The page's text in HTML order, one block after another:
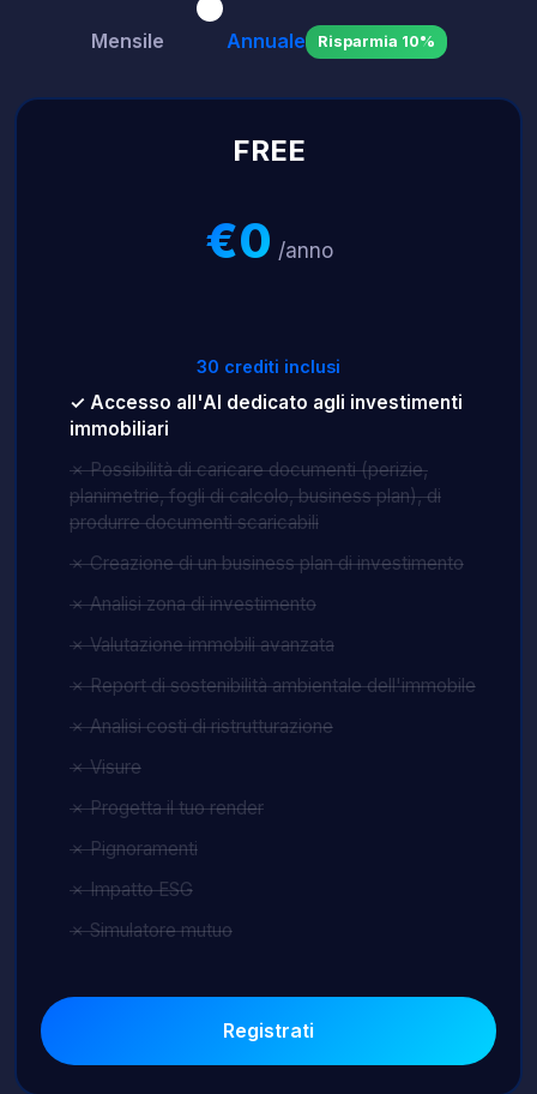
Mensile Annuale Risparmia 10%
FREE
€0 /anno
30 crediti inclusi
✓ Accesso all'AI dedicato agli investimenti
immobiliari
✗ Possibilità di caricare documenti (perizie,
planimetrie, fogli di calcolo, business plan), di
produrre documenti scaricabili
✗ Creazione di un business plan di investimento
✗ Analisi zona di investimento
✗ Valutazione immobili avanzata
✗ Report di sostenibilità ambientale dell'immobile
✗ Analisi costi di ristrutturazione
✗ Visure
✗ Progetta il tuo render
✗ Pignoramenti
✗ Impatto ESG
✗ Simulatore mutuo
Registrati